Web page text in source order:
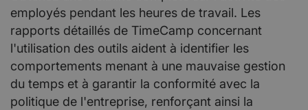
employés pendant les heures de travail. Les
rapports détaillés de TimeCamp concernant
l'utilisation des outils aident à identifier les
comportements menant à une mauvaise gestion
du temps et à garantir la conformité avec la
politique de l'entreprise, renforçant ainsi la